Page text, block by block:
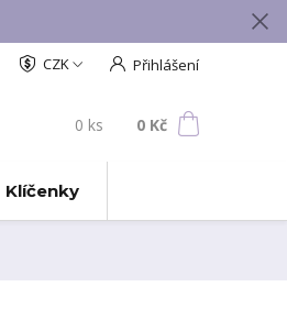
CZK Přihlášení
0 ks 0 Kč
Klíčenky